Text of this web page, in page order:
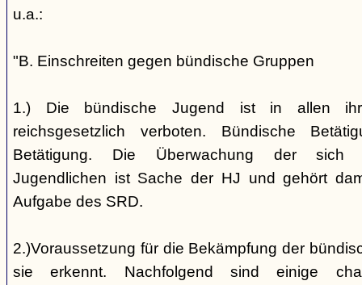
u.a.:
"B. Einschreiten gegen bündische Gruppen
1.) Die bündische Jugend ist in allen
reichsgesetzlich verboten. Bündische
Betätigung. Die Überwachung der sich
Jugendlichen ist Sache der HJ und gehört
Aufgabe des SRD.
2.)Voraussetzung für die Bekämpfung der
sie erkennt. Nachfolgend sind einige